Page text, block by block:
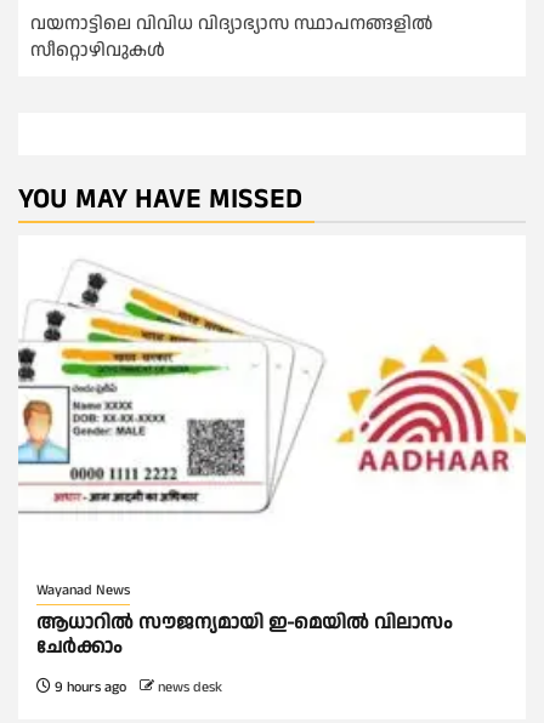
വയനാട്ടിലെ വിവിധ വിദ്യാഭ്യാസ സ്ഥാപനങ്ങളിൽ
സീറ്റൊഴിവുകൾ
YOU MAY HAVE MISSED
Wayanad News
ആധാറിൽ സൗജന്യമായി ഇ-മെയിൽ വിലാസം
ചേർക്കാം
9 hours ago news desk